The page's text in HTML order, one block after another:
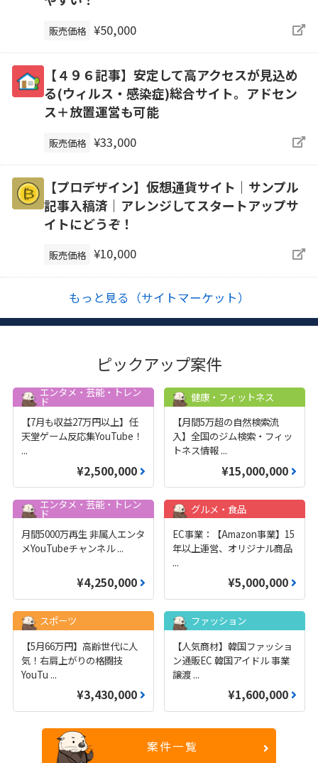
販売価格 ¥50,000
【４９６記事】安定して高アクセスが見込め
る(ウィルス・感染症)総合サイト。アドセン
ス＋放置運営も可能
販売価格 ¥33,000
【プロデザイン】仮想通貨サイト｜サンプル
記事入稿済｜アレンジしてスタートアップサ
イトにどうぞ！
販売価格 ¥10,000
もっと見る（サイトマーケット）
ピックアップ案件
エンタメ・芸能・トレン
ド
【7月も収益27万円以上】任
天堂ゲーム反応集YouTube！
...
¥2,500,000
健康・フィットネス
【月間5万超の自然検索流
入】全国のジム検索・フィッ
トネス情報 ...
¥15,000,000
エンタメ・芸能・トレン
ド
月間5000万再生 非属人エンタ
メYouTubeチャンネル...
¥4,250,000
グルメ・食品
EC事業：【Amazon事業】15
年以上運営、オリジナル商品
...
¥5,000,000
スポーツ
【5月66万円】高齢世代に人
気！右肩上がりの格闘技
YouTu ...
¥3,430,000
ファッション
【人気商材】韓国ファッショ
ン通販EC 韓国アイドル 事業
譲渡 ...
¥1,600,000
案件一覧